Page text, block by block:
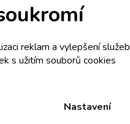
reklam a vylepšení služeb
s užitím souborů cookies
Nastavení